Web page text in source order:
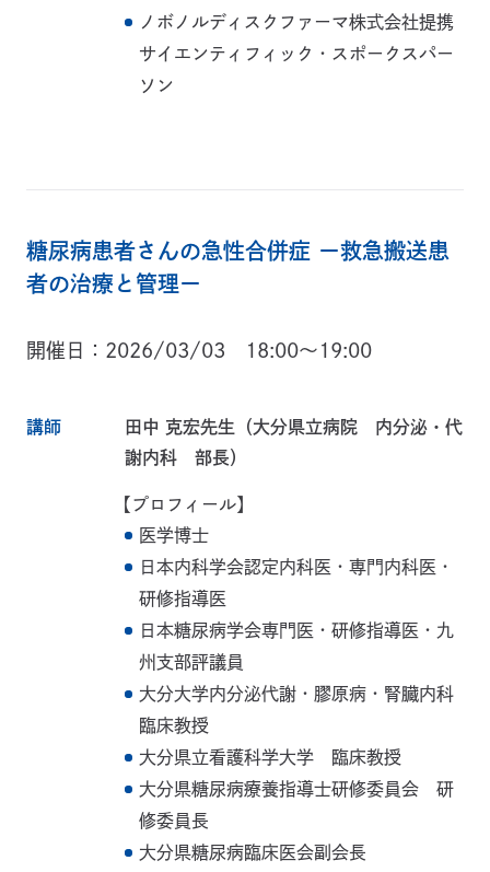
ノボノルディスクファーマ株式会社提携
サイエンティフィック・スポークスパー
ソン
糖尿病患者さんの急性合併症 ー救急搬送患
者の治療と管理ー
開催日 2026/03/03 18:00～19:00
講師
田中 克宏先生（大分県立病院 内分泌・代
謝内科 部長）
【プロフィール】
医学博士
日本内科学会認定内科医・専門内科医・
研修指導医
日本糖尿病学会専門医・研修指導医・九
州支部評議員
大分大学内分泌代謝・膠原病・腎臓内科
臨床教授
大分県立看護科学大学 臨床教授
大分県糖尿病療養指導士研修委員会 研
修委員長
大分県糖尿病臨床医会副会長